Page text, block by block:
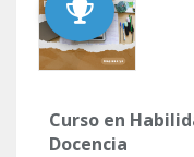
Curso en
Docencia